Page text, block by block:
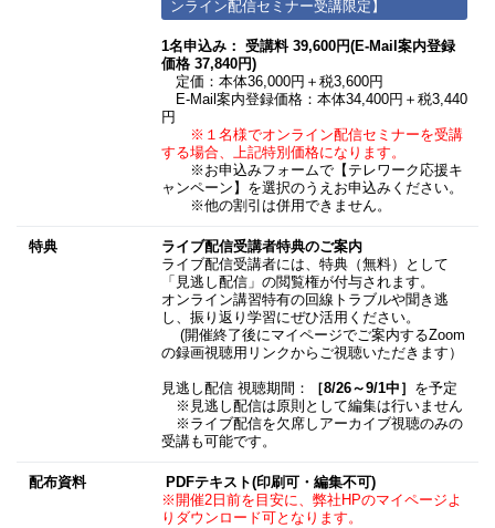
ンライン配信セミナー受講限定】
1名申込み： 受講料 39,600円(E-Mail案内登録
価格 37,840円)
定価：本体36,000円＋税3,600円
E-Mail案内登録価格：本体34,400円＋税3,440
円
※１名様でオンライン配信セミナーを受講
する場合、上記特別価格になります。
※お申込みフォームで【テレワーク応援キ
ャンペーン】を選択のうえお申込みください。
※他の割引は併用できません。
特典
ライブ配信受講者特典のご案内
ライブ配信受講者には、特典（無料）として
「見逃し配信」の閲覧権が付与されます。
オンライン講習特有の回線トラブルや聞き逃
し、振り返り学習にぜひ活用ください。
(開催終了後にマイページでご案内するZoom
の録画視聴用リンクからご視聴いただきます）
見逃し配信 視聴期間： ［8/26～9/1中］
を予定
※見逃し配信は原則として編集は行いません
※ライブ配信を欠席しアーカイブ視聴のみの
受講も可能です。
配布資料
PDFテキスト(印刷可・編集不可)
※開催2日前を目安に、弊社HPのマイページよ
りダウンロード可となります。